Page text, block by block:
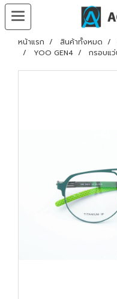
หน้าแรก สินค้าทั้งหมด
YOO GEN4
กรอบแ